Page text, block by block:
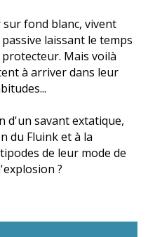
sur fond blanc, vivent
laissant le temps
Mais voilà
à arriver dans leur
d'un savant extatique,
du Fluink et à la
de leur mode de
?